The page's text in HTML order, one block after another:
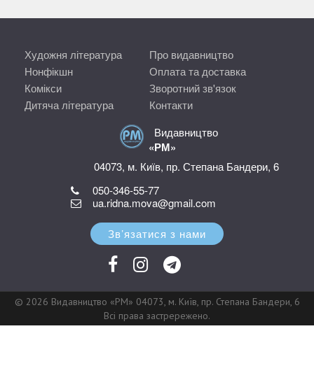
Художня література
Нонфікшн
Комікси
Дитяча література
Про видавництво
Оплата та доставка
Зворотний зв'язок
Контакти
Видавництво
«РМ»
04073, м. Київ, пр. Степана Бандери, 6
050-346-55-77
ua.ridna.mova@gmail.com
Зв’язатися з нами
© 2026 Видавництво «РМ» 04073, м. Київ, пр. Степана Бандери, 6
Всі права застрережено.